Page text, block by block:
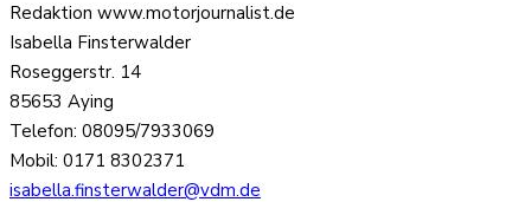
Redaktion www.motorjournalist.de
Isabella Finsterwalder
Roseggerstr. 14
85653 Aying
Telefon: 08095/7933069
Mobil: 0171 8302371
isabella.finsterwalder@vdm.de